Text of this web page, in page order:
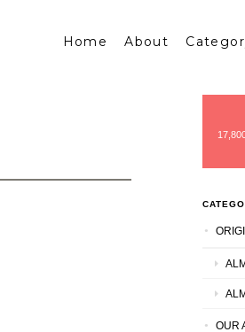
Home About
OUR